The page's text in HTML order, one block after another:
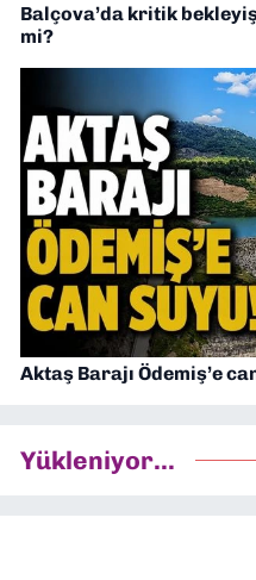
Balçova’da kritik
mi?
Aktaş Barajı Ödemiş’e
Yükleniyor...